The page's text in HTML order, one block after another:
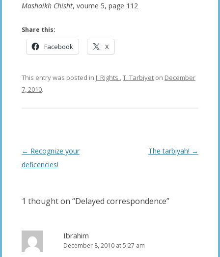
Mashaikh Chisht, voume 5, page 112
Share this:
Facebook X
This entry was posted in J. Rights ,T. Tarbiyet on December
7, 2010.
Post
navigation
← Recognize your
deficencies!
The tarbiyah! →
1 thought on “Delayed correspondence”
Ibrahim
December 8, 2010 at 5:27 am